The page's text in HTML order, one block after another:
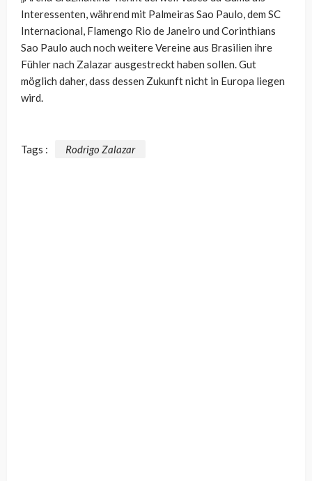
Interessenten, während mit Palmeiras Sao Paulo, dem SC
Internacional, Flamengo Rio de Janeiro und Corinthians
Sao Paulo auch noch weitere Vereine aus Brasilien ihre
Fühler nach Zalazar ausgestreckt haben sollen. Gut
möglich daher, dass dessen Zukunft nicht in Europa liegen
wird.
Tags : Rodrigo Zalazar